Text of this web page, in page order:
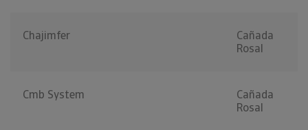
Chajimfer
Cañada
Rosal
Cmb System
Cañada
Rosal